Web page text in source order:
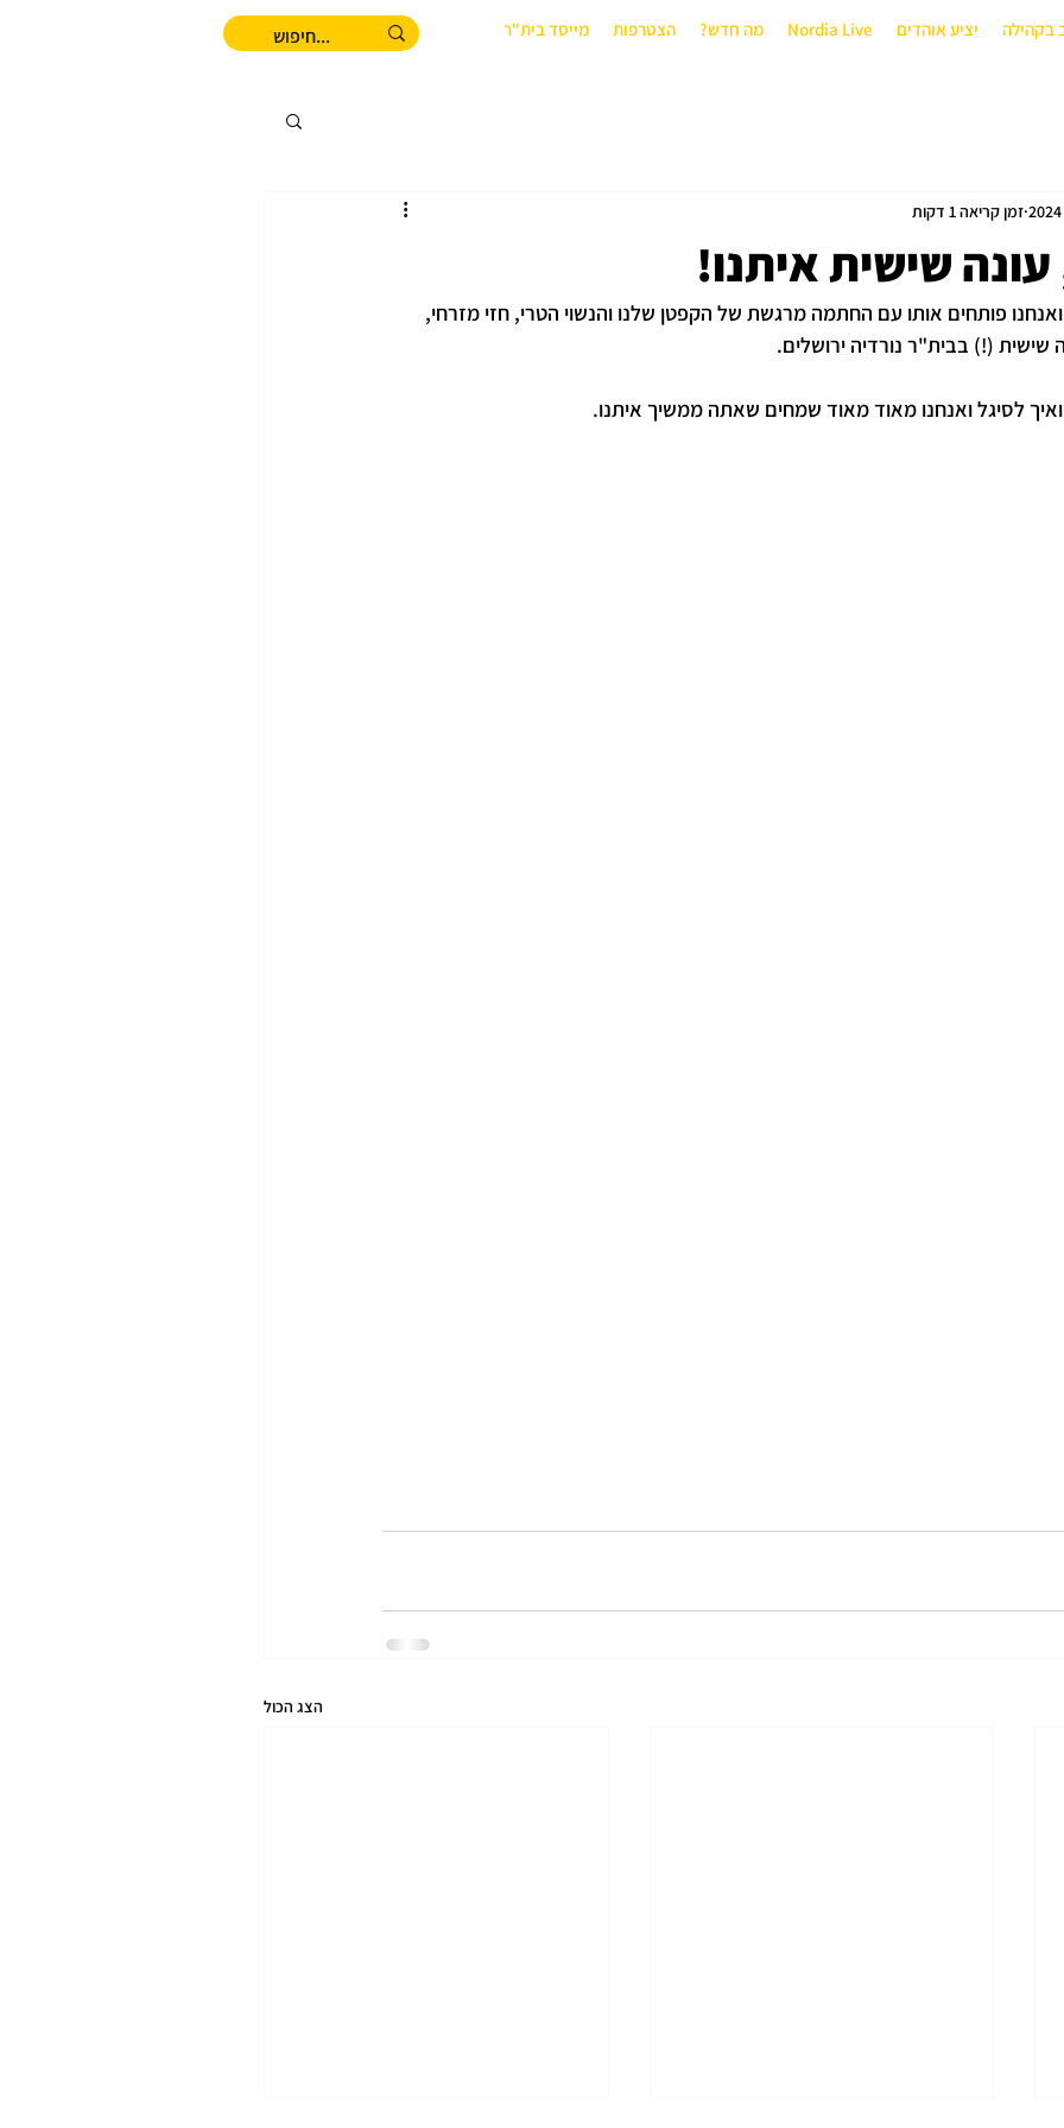
בקהילה יציע אוהדים Nordia Live מה חדש? הצטרפות מייסד בית"ר
שישית איתנו!
זמן קריאה 1 דקות
ואנחנו פותחים אותו עם החתמה מרגשת של הקפטן שלנו והנשוי הטרי, חזי מזרחי,
(!) בבית"ר נורדיה ירושלים.
לסיגל ואנחנו מאוד מאוד שמחים שאתה ממשיך איתנו.
הצג הכול